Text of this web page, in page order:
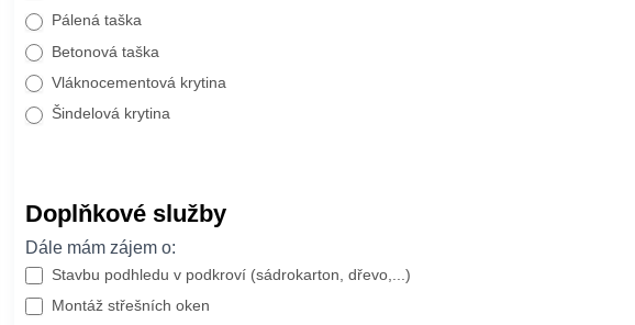
Pálená taška
Betonová taška
Vláknocementová krytina
Šindelová krytina
Doplňkové služby
Dále mám zájem o:
Stavbu podhledu v podkroví (sádrokarton, dřevo,...)
Montáž střešních oken